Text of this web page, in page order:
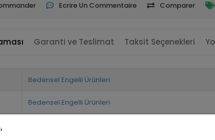
Ecrire Un Commentaire Comparer
Garanti ve Teslimat Taksit Seçenekleri
Bedensel Engelli Ürünleri
Bedensel Engelli Ürünleri